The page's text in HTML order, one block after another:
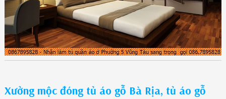
Xưởng mộc đóng tủ áo gỗ Bà Rịa, tủ áo gỗ